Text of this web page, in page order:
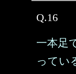
Q.16
一本足
ってい